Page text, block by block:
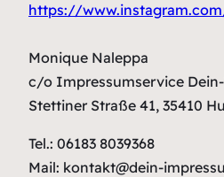
https://
Monique Naleppa
c/o Impressumservice
Stettiner Straße 41, 35410
Tel.: 06183 8039368
Mail: kontakt@dein-